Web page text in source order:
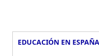
EDUCACIÓN EN ESPAÑA